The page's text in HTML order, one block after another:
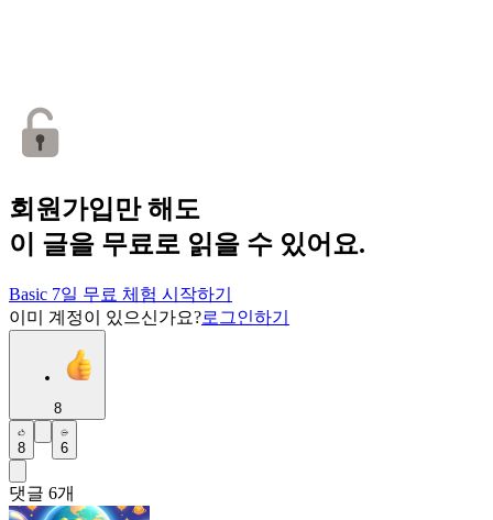
회원가입만 해도
이 글을 무료로 읽을 수 있어요.
Basic 7일 무료 체험 시작하기
이미 계정이 있으신가요?로그인하기
8
8 6
댓글 6개